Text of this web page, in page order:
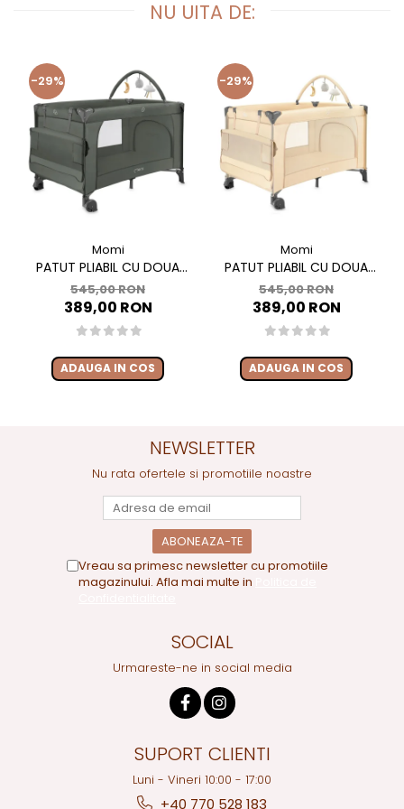
NU UITA DE:
-29%
Momi
PATUT PLIABIL CU DOUA
NIVELE SI MASUTA DE
INFASAT, 60X120 CM, MOMI,
BELOVE PLUS - GREEN
545,00 RON
389,00 RON
ADAUGA IN COS
-29%
Momi
PATUT PLIABIL CU DOUA
NIVELE SI MASUTA DE
INFASAT, 60X120 CM, MOMI,
BELOVE PLUS -BEIGE
545,00 RON
389,00 RON
ADAUGA IN COS
NEWSLETTER
Nu rata ofertele si promotiile noastre
Vreau sa primesc newsletter cu promotiile
magazinului. Afla mai multe in
SOCIAL
Urmareste-ne in social media
SUPORT CLIENTI
Luni - Vineri 10:00 - 17:00
+40 770 528 183